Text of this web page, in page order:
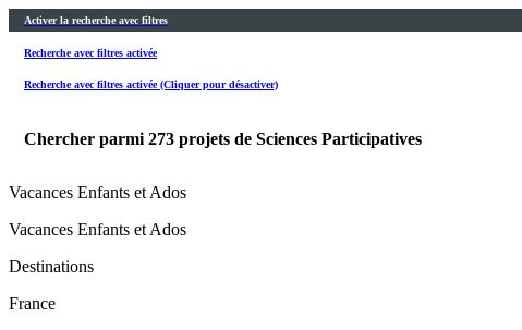
Activer la recherche avec filtres
Recherche avec filtres activée
Recherche avec filtres activée (Cliquer pour désactiver)
Chercher parmi 273 projets de Sciences Participatives
Vacances Enfants et Ados
Vacances Enfants et Ados
Destinations
France